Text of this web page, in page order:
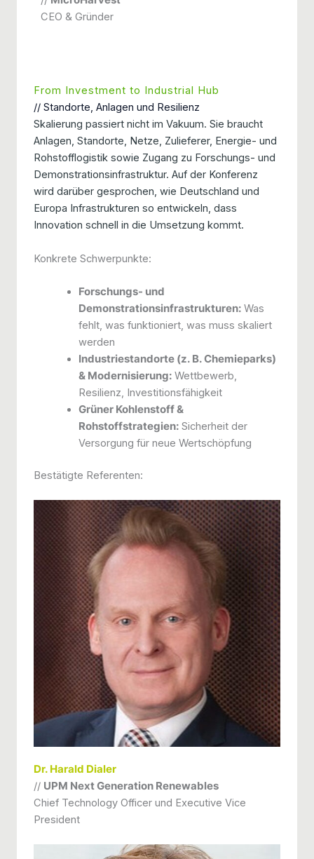
CEO & Gründer
From Investment to Industrial Hub
// Standorte, Anlagen und Resilienz
Skalierung passiert nicht im Vakuum. Sie braucht
Anlagen, Standorte, Netze, Zulieferer, Energie- und
Rohstofflogistik sowie Zugang zu Forschungs- und
Demonstrationsinfrastruktur. Auf der Konferenz
wird darüber gesprochen, wie Deutschland und
Europa Infrastrukturen so entwickeln, dass
Innovation schnell in die Umsetzung kommt.
Konkrete Schwerpunkte:
Forschungs- und
Demonstrationsinfrastrukturen:Was
fehlt, was funktioniert, was muss skaliert
werden
Industriestandorte (z. B. Chemieparks)
& Modernisierung:Wettbewerb,
Resilienz, Investitionsfähigkeit
Grüner Kohlenstoff &
Rohstoffstrategien:Sicherheit der
Versorgung für neue Wertschöpfung
Bestätigte Referenten:
Dr. Harald Dialer
// UPM Next Generation Renewables
Chief Technology Officer und Executive Vice
President